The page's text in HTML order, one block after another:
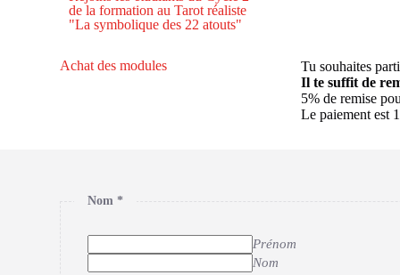
de la formation au Tarot réaliste
"La symbolique des 22 atouts"
Achat des modules Tu souhaites
Il te suffit de
5% de remise
Le paiement est
Nom*
Prénom
Nom